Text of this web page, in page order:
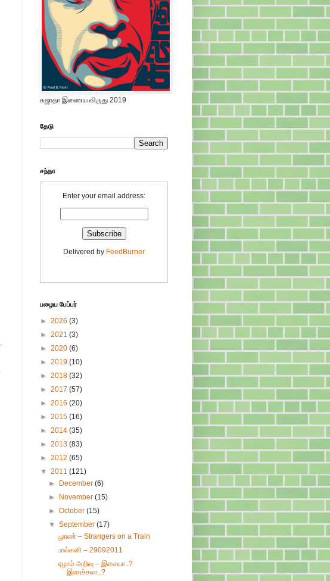
சுஜாதா இணைய விருது 2019
தேடு
சந்தா
Enter your email address:
Delivered by FeedBurner
பழைய பேப்பர்
► 2026 (3)
► 2021 (3)
► 2020 (6)
► 2019 (10)
► 2018 (32)
► 2017 (57)
► 2016 (20)
► 2015 (16)
► 2014 (35)
► 2013 (83)
► 2012 (65)
▼ 2011 (121)
►
December(6)
►
November(15)
►October(15)
▼September(17)
முரண் – Strangers on a Train
பால்கனி – 29092011
ஏழாம் அறிவு – இசையா..?
இரைச்சலா..?